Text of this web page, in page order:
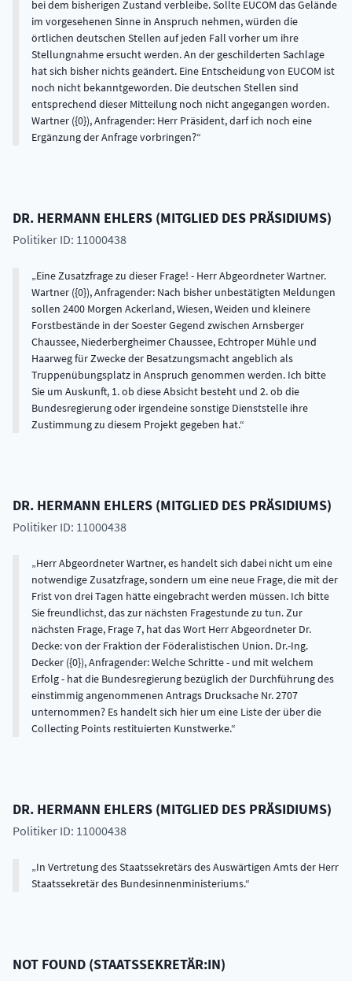
bei dem bisherigen Zustand verbleibe. Sollte EUCOM das Gelände
im vorgesehenen Sinne in Anspruch nehmen, würden die
örtlichen deutschen Stellen auf jeden Fall vorher um ihre
Stellungnahme ersucht werden. An der geschilderten Sachlage
hat sich bisher nichts geändert. Eine Entscheidung von EUCOM ist
noch nicht bekanntgeworden. Die deutschen Stellen sind
entsprechend dieser Mitteilung noch nicht angegangen worden.
Wartner ({0}), Anfragender: Herr Präsident, darf ich noch eine
Ergänzung der Anfrage vorbringen?
DR. HERMANN EHLERS (MITGLIED DES PRÄSIDIUMS)
Politiker ID: 11000438
Eine Zusatzfrage zu dieser Frage! - Herr Abgeordneter Wartner.
Wartner ({0}), Anfragender: Nach bisher unbestätigten Meldungen
sollen 2400 Morgen Ackerland, Wiesen, Weiden und kleinere
Forstbestände in der Soester Gegend zwischen Arnsberger
Chaussee, Niederbergheimer Chaussee, Echtroper Mühle und
Haarweg für Zwecke der Besatzungsmacht angeblich als
Truppenübungsplatz in Anspruch genommen werden. Ich bitte
Sie um Auskunft, 1. ob diese Absicht besteht und 2. ob die
Bundesregierung oder irgendeine sonstige Dienststelle ihre
Zustimmung zu diesem Projekt gegeben hat.
DR. HERMANN EHLERS (MITGLIED DES PRÄSIDIUMS)
Politiker ID: 11000438
Herr Abgeordneter Wartner, es handelt sich dabei nicht um eine
notwendige Zusatzfrage, sondern um eine neue Frage, die mit der
Frist von drei Tagen hätte eingebracht werden müssen. Ich bitte
Sie freundlichst, das zur nächsten Fragestunde zu tun. Zur
nächsten Frage, Frage 7, hat das Wort Herr Abgeordneter Dr.
Decke: von der Fraktion der Föderalistischen Union. Dr.-Ing.
Decker ({0}), Anfragender: Welche Schritte - und mit welchem
Erfolg - hat die Bundesregierung bezüglich der Durchführung des
einstimmig angenommenen Antrags Drucksache Nr. 2707
unternommen? Es handelt sich hier um eine Liste der über die
Collecting Points restituierten Kunstwerke.
DR. HERMANN EHLERS (MITGLIED DES PRÄSIDIUMS)
Politiker ID: 11000438
In Vertretung des Staatssekretärs des Auswärtigen Amts der Herr
Staatssekretär des Bundesinnenministeriums.
NOT FOUND (STAATSSEKRETÄR:IN)